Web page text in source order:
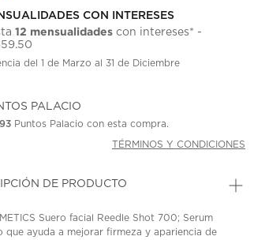
CON INTERESES
12 mensualidades con intereses* -
del 1 de Marzo al 31 de Diciembre
PALACIO
Puntos Palacio con esta compra.
TÉRMINOS Y CONDICIONES
DE PRODUCTO
Suero facial Reedle Shot 700; Serum
que ayuda a mejorar firmeza y apariencia de